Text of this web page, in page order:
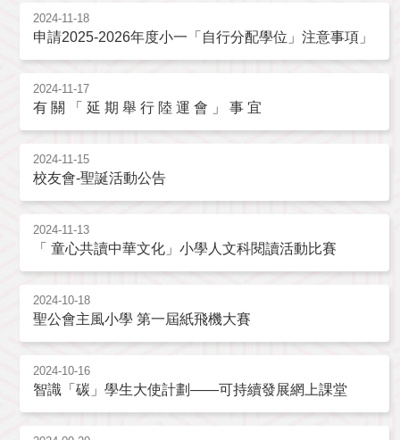
2024-11-18
申請2025-2026年度小一「自行分配學位」注意事項」
2024-11-17
有 關 「 延 期 舉 行 陸 運 會 」 事 宜
2024-11-15
校友會-聖誕活動公告
2024-11-13
「 童心共讀中華文化」小學人文科閱讀活動比賽
2024-10-18
聖公會主風小學 第一屆紙飛機大賽
2024-10-16
智識「碳」學生大使計劃——可持續發展網上課堂